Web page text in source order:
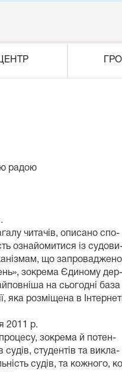
радою
читачів, описано спо-
ознайомитися із
що запроваджено
зокрема Єдиному дер-
на сьогодні база
яка розміщена в
2011 р.
зокрема й потен-
судів, студентів та викла-
судів, та кожного,